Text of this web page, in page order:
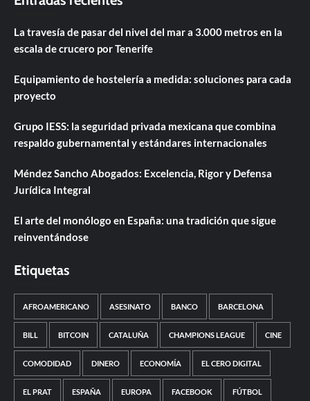
La travesía de pasar del nivel del mar a 3.000 metros en la
escala de crucero por Tenerife
Equipamiento de hostelería a medida: soluciones para cada
proyecto
Grupo IESS: la seguridad privada mexicana que combina
respaldo gubernamental y estándares internacionales
Méndez Sancho Abogados: Excelencia, Rigor y Defensa
Jurídica Integral
El arte del monólogo en España: una tradición que sigue
reinventándose
Etiquetas
AFROAMERICANO ASESINATO BANCO BARCELONA
BILL BITCOIN CATALUÑA CHAMPIONS LEAGUE CINE
COMODIDAD DINERO ECONOMÍA EL CERO DIGITAL
EL PRAT ESPAÑA EUROPA FACEBOOK FÚTBOL